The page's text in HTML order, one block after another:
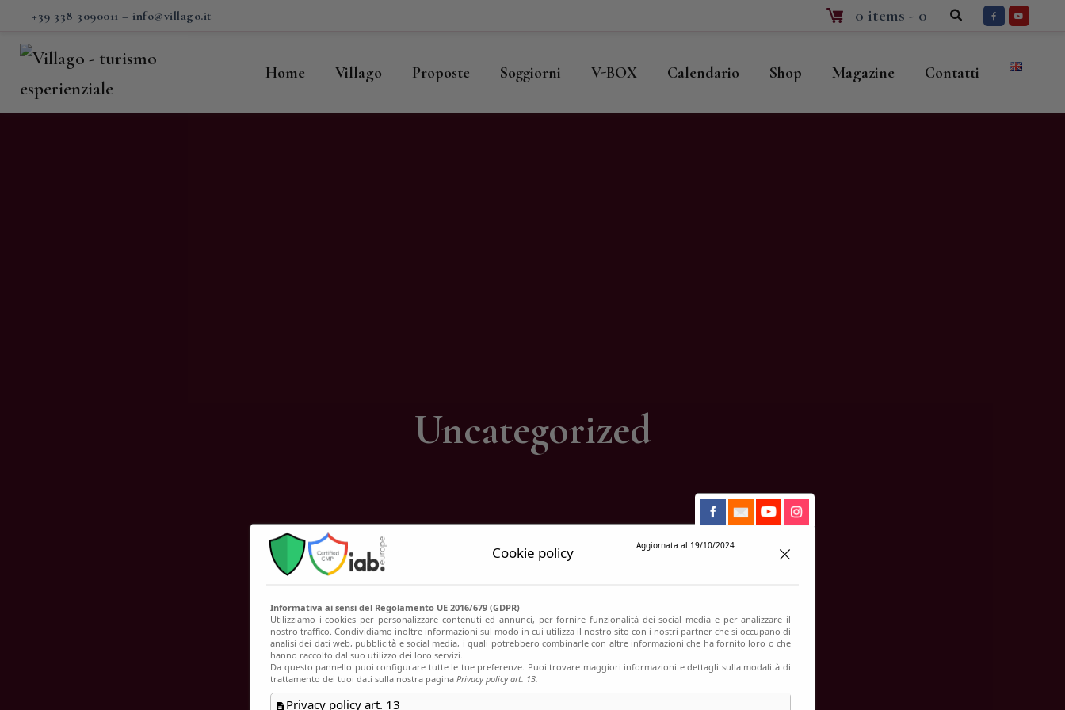
+39 338 3090011 – info@villago.it 0 items - 0
Home Villago Proposte Soggiorni V-BOX Calendario Shop Magazine Contatti
Uncategorized
Villago
Proposte
Cookie policy Aggiornata al 19/10/2024
Informativa ai sensi del Regolamento UE 2016/679 (GDPR)
Utilizziamo i cookies per personalizzare contenuti ed annunci, per fornire funzionalità dei social media e per analizzare il
nostro traffico. Condividiamo inoltre informazioni sul modo in cui utilizza il nostro sito con i nostri partner che si occupano di
analisi dei dati web, pubblicità e social media, i quali potrebbero combinarle con altre informazioni che ha fornito loro o che
hanno raccolto dal suo utilizzo dei loro servizi.
Da questo pannello puoi configurare tutte le tue preferenze. Puoi trovare maggiori informazioni e dettagli sulla modalità di
trattamento dei tuoi dati sulla nostra pagina Privacy policy art. 13.
Privacy policy art. 13